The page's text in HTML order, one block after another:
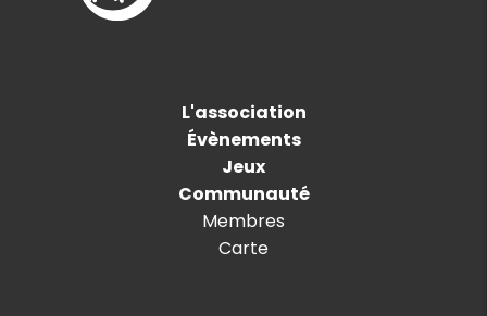
L'association
Évènements
Jeux
Communauté
Membres
Carte